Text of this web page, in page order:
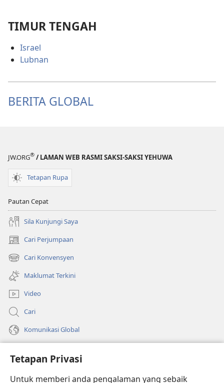
Tetapan Privasi
Untuk memberi anda pengalaman yang sebaik
TIMUR TENGAH
Israel
Lubnan
BERITA GLOBAL
JW.ORG® / LAMAN WEB RASMI SAKSI-SAKSI YEHUWA
Tetapan Rupa
Pautan Cepat
Sila Kunjungi Saya
Cari Perjumpaan
(membuka
tetingkap
baharu)
Cari Konvensyen
(membuka
tetingkap
baharu)
Maklumat Terkini
Video
Cari
Komunikasi Global
(membuka